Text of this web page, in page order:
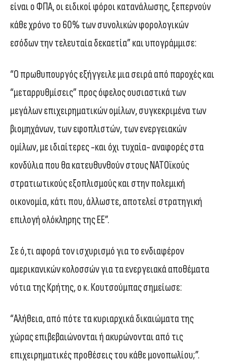
είναι ο ΦΠΑ, οι ειδικοί φόροι κατανάλωσης, ξεπερνούν
κάθε χρόνο το 60% των συνολικών φορολογικών
εσόδων την τελευταία δεκαετία” και υπογράμμισε:
“Ο πρωθυπουργός εξήγγειλε μια σειρά από παροχές και
“μεταρρυθμίσεις” προς όφελος ουσιαστικά των
μεγάλων επιχειρηματικών ομίλων, συγκεκριμένα των
βιομηχάνων, των εφοπλιστών, των ενεργειακών
ομίλων, με ιδιαίτερες -και όχι τυχαία- αναφορές στα
κονδύλια που θα κατευθυνθούν στους ΝΑΤΟϊκούς
στρατιωτικούς εξοπλισμούς και στην πολεμική
οικονομία, κάτι που, άλλωστε, αποτελεί στρατηγική
επιλογή ολόκληρης της ΕΕ”.
Σε ό,τι αφορά τον ισχυρισμό για το ενδιαφέρον
αμερικανικών κολοσσών για τα ενεργειακά αποθέματα
νότια της Κρήτης, ο κ. Κουτσούμπας σημείωσε:
“Αλήθεια, από πότε τα κυριαρχικά δικαιώματα της
χώρας επιβεβαιώνονται ή ακυρώνονται από τις
επιχειρηματικές προθέσεις του κάθε μονοπωλίου;”.